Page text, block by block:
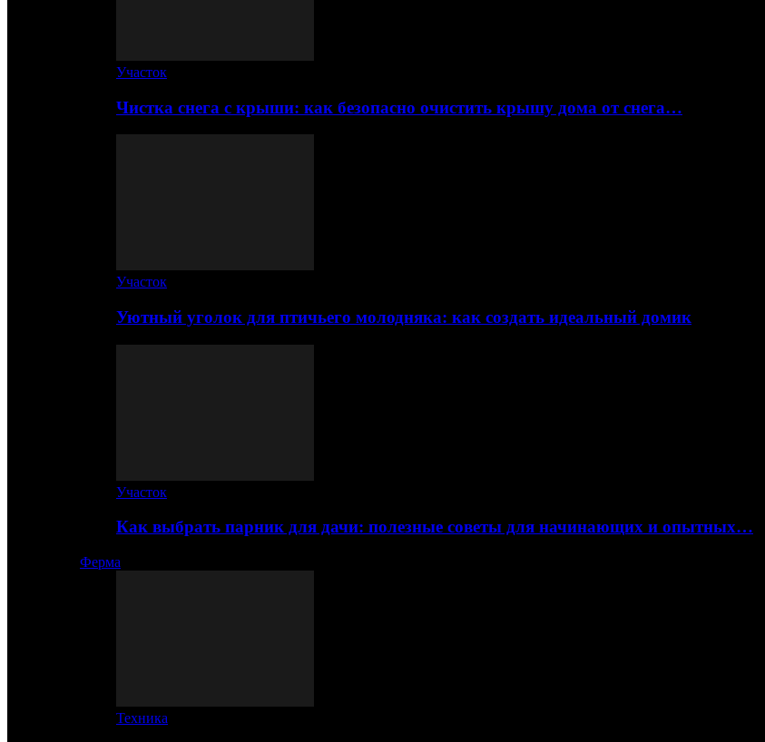
Участок
Чистка снега с крыши: как безопасно очистить крышу дома от снега…
Участок
Уютный уголок для птичьего молодняка: как создать идеальный домик
Участок
Как выбрать парник для дачи: полезные советы для начинающих и опытных…
Ферма
Техника